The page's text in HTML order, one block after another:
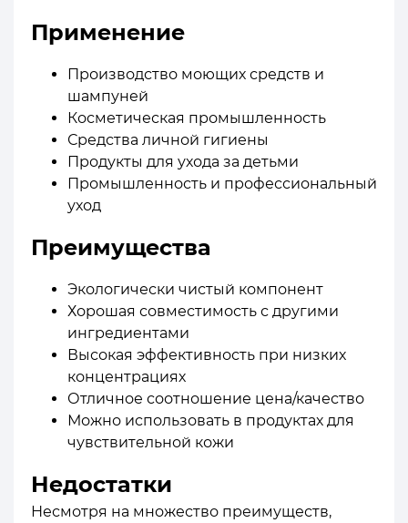
Применение
Производство моющих средств и
шампуней
Косметическая промышленность
Средства личной гигиены
Продукты для ухода за детьми
Промышленность и профессиональный
уход
Преимущества
Экологически чистый компонент
Хорошая совместимость с другими
ингредиентами
Высокая эффективность при низких
концентрациях
Отличное соотношение цена/качество
Можно использовать в продуктах для
чувствительной кожи
Недостатки
Несмотря на множество преимуществ,